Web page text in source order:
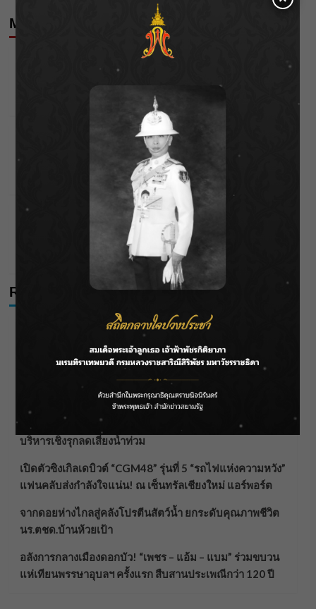
More Stories
ปิดสนาม! การแข่งขันฟุตบอล และประกวดเชียร์ลีดเดอร์
ครั้งที่ 12 “Jungceylon Junior Soccer 2025”
“ปูเป้-ผักขม” ร่วมล่าแชมป์การ์ดเกมเอเชีย “Grand
Asia Open 2025 Final”
14/08/2025
Recent Posts
ลุยไม่หยุด!! กรมชลฯ เร่งเคลียร์ผักตบชวา-ติดตั้งเครื่องสูบ
“BILLKIN” สร้างความภาคภูมิใจ คว้ารางวัลใหญ่ Weibo
Malaysia พร้อมโชว์สุดประทับใจ
“สุริยะ” สั่งกรมชลฯ เฝ้าระวังน้ำ 24 ชม. รับมือฝนสิงหาคม
บริหารเชิงรุกลดเสี่ยงน้ำท่วม
เปิดตัวซิงเกิลเดบิวต์ “CGM48” รุ่นที่ 5 “รถไฟแห่งความหวัง”
แฟนคลับส่งกำลังใจแน่น! ณ เซ็นทรัลเชียงใหม่ แอร์พอร์ต
จากดอยห่างไกลสู่คลังโปรตีนสัตว์น้ำ ยกระดับคุณภาพชีวิต
นร.ตชด.บ้านห้วยเป้า
อลังการกลางเมืองดอกบัว! “เพชร – แอ้ม – แบม” ร่วมขบวน
แห่เทียนพรรษาอุบลฯ ครั้งแรก สืบสานประเพณีกว่า 120 ปี